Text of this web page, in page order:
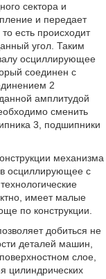
сектора и
и передает
есть происходит
угол. Таким
осциллирующее
соединен с
2
амплитудой
сменить
3, подшипники
механизма
осциллирующее с
имеет малые
по конструкции.
добиться не
деталей машин,
слое,
цилиндрических